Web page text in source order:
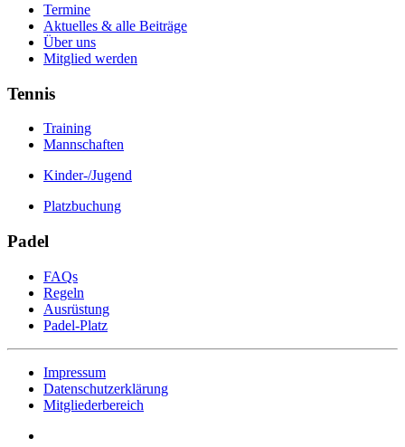
Termine
Aktuelles & alle Beiträge
Über uns
Mitglied werden
Tennis
Training
Mannschaften
Kinder-/Jugend
Platzbuchung
Padel
FAQs
Regeln
Ausrüstung
Padel-Platz
Impressum
Datenschutzerklärung
Mitgliederbereich